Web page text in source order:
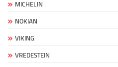
MICHELIN
NOKIAN
VIKING
VREDESTEIN